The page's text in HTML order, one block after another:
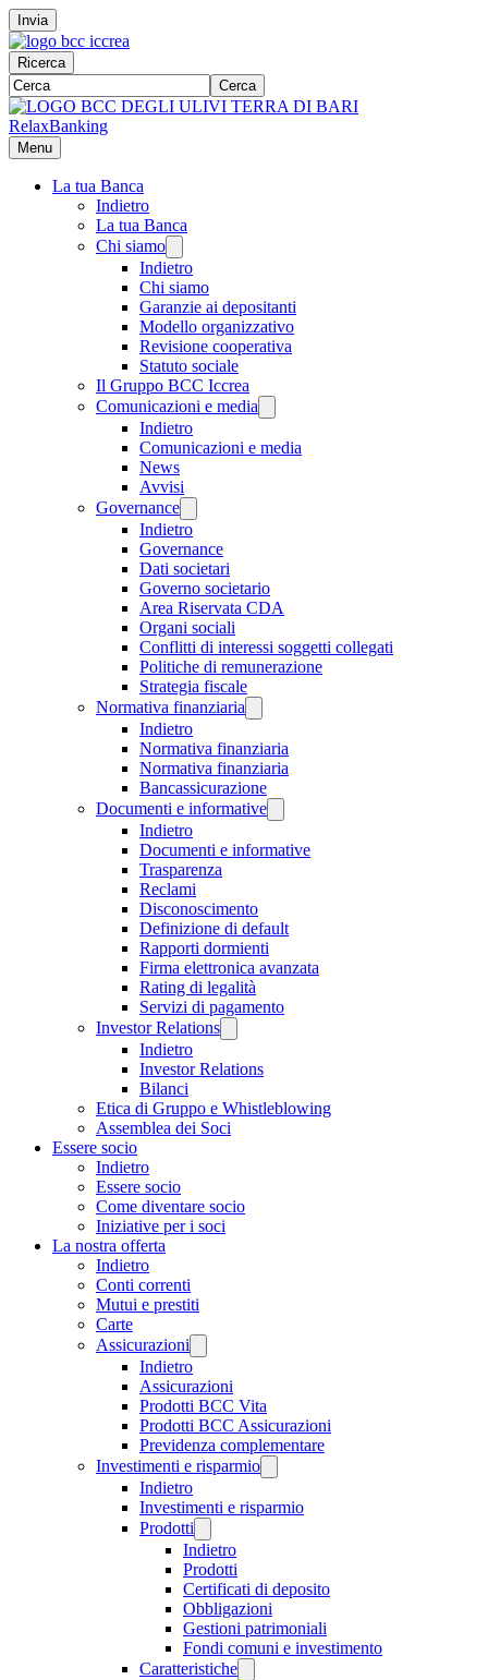
Invia
Ricerca
Cerca
RelaxBanking
Menu
La tua Banca
Indietro
La tua Banca
Chi siamo
Indietro
Chi siamo
Garanzie ai depositanti
Modello organizzativo
Revisione cooperativa
Statuto sociale
Il Gruppo BCC Iccrea
Comunicazioni e media
Indietro
Comunicazioni e media
News
Avvisi
Governance
Indietro
Governance
Dati societari
Governo societario
Area Riservata CDA
Organi sociali
Conflitti di interessi soggetti collegati
Politiche di remunerazione
Strategia fiscale
Normativa finanziaria
Indietro
Normativa finanziaria
Normativa finanziaria
Bancassicurazione
Documenti e informative
Indietro
Documenti e informative
Trasparenza
Reclami
Disconoscimento
Definizione di default
Rapporti dormienti
Firma elettronica avanzata
Rating di legalità
Servizi di pagamento
Investor Relations
Indietro
Investor Relations
Bilanci
Etica di Gruppo e Whistleblowing
Assemblea dei Soci
Essere socio
Indietro
Essere socio
Come diventare socio
Iniziative per i soci
La nostra offerta
Indietro
Conti correnti
Mutui e prestiti
Carte
Assicurazioni
Indietro
Assicurazioni
Prodotti BCC Vita
Prodotti BCC Assicurazioni
Previdenza complementare
Investimenti e risparmio
Indietro
Investimenti e risparmio
Prodotti
Indietro
Prodotti
Certificati di deposito
Obbligazioni
Gestioni patrimoniali
Fondi comuni e investimento
Caratteristiche